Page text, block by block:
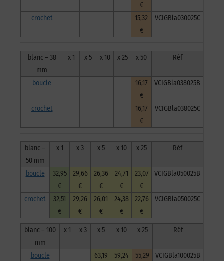
€
crochet
15,32
€
VCIGBla030025C
blanc – 38
mm
x 1 x 5 x 10 x 25 x 50 Réf
boucle
16,17
€
VCIGBla038025B
crochet
16,17
€
VCIGBla038025C
blanc –
50 mm
x 1 x 3 x 5 x 10 x 25 Réf
boucle
32,95
€
29,66
€
26,36
€
24,71
€
23,07
€
VCIGBla050025B
crochet
32,51
€
29,26
€
26,01
€
24,38
€
22,76
€
VCIGBla050025C
blanc – 100
mm
x 1 x 3 x 5 x 10 x 25 Réf
boucle
63,19
59,24
55,29
VCIGBla100025B